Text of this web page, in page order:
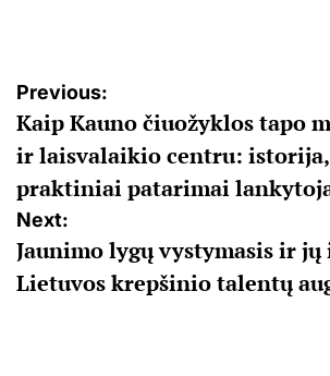
Navigacija
tarp
įrašų
Previous:
Kaip Kauno čiuožyklos tapo
ir laisvalaikio centru:
praktiniai patarimai
Next:
Jaunimo lygų vystymasis ir
Lietuvos krepšinio talentų